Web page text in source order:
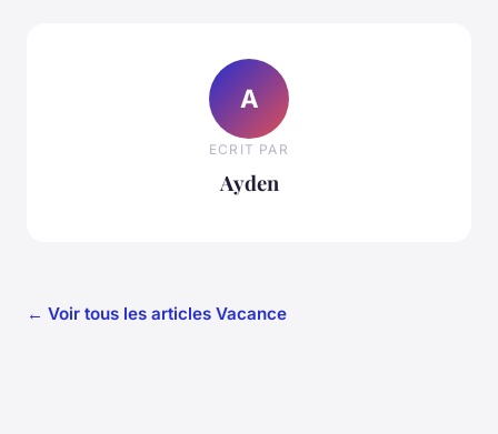
A
ECRIT PAR
Ayden
← Voir tous les articles Vacance